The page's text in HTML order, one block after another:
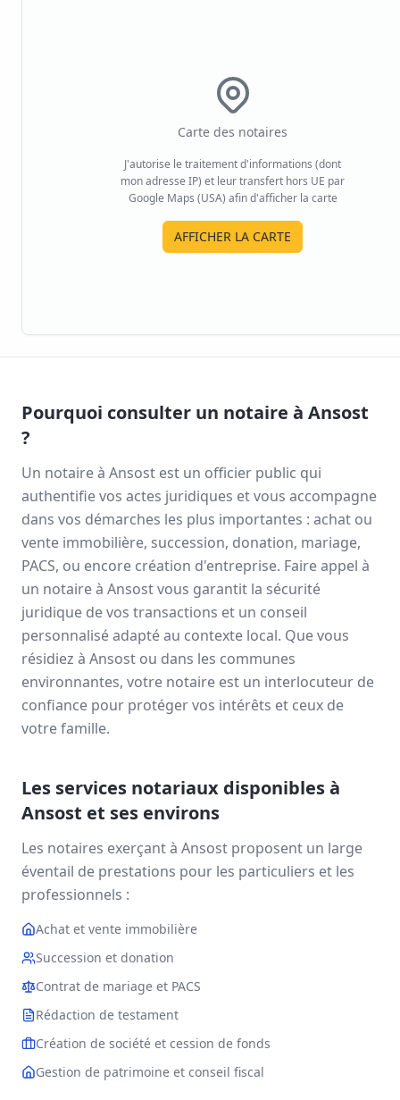
Carte des notaires
J'autorise le traitement d'informations (dont
mon adresse IP) et leur transfert hors UE par
Google Maps (USA) afin d'afficher la carte
AFFICHER LA CARTE
Pourquoi consulter un notaire à Ansost
?
Un notaire à Ansost est un officier public qui
authentifie vos actes juridiques et vous accompagne
dans vos démarches les plus importantes : achat ou
vente immobilière, succession, donation, mariage,
PACS, ou encore création d'entreprise. Faire appel à
un notaire à Ansostvous garantit la sécurité
juridique de vos transactions et un conseil
personnalisé adapté au contexte local. Que vous
résidiez à Ansost ou dans les communes
environnantes, votre notaire est un interlocuteur de
confiance pour protéger vos intérêts et ceux de
votre famille.
Les services notariaux disponibles à
Ansost et ses environs
Les notaires exerçant à Ansost proposent un large
éventail de prestations pour les particuliers et les
professionnels :
Achat et vente immobilière
Succession et donation
Contrat de mariage et PACS
Rédaction de testament
Création de société et cession de fonds
Gestion de patrimoine et conseil fiscal